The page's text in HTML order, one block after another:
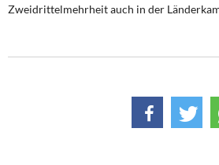
Zweidrittelmehrheit auch in der